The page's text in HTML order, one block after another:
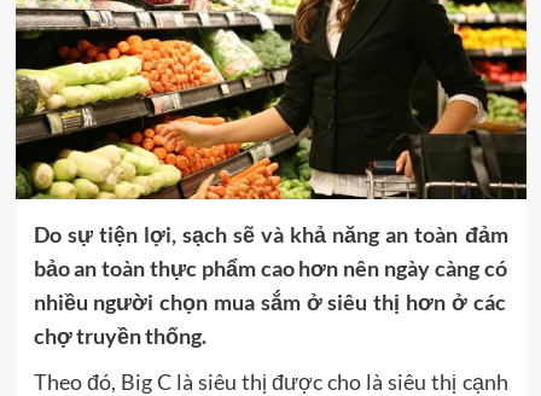
Dosự tiện lợi, sạch sẽ và khả năng an toàn đảm
bảo an toànthực phẩm cao hơn nên ngày càngcó
nhiều người chọn mua sắm ở siêu thị hơn ở các
chợ truyền thống.
Theo đó, Big C là siêu thị được cho là siêu thị cạnh